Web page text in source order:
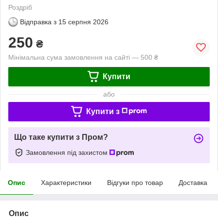
Роздріб
Відправка з 15 серпня 2026
250 ₴
Мінімальна сума замовлення на сайті — 500 ₴
Купити
або
Купити з
Що таке купити з Пром?
Замовлення під захистом
Опис Характеристики Відгуки про товар Доставка
Опис